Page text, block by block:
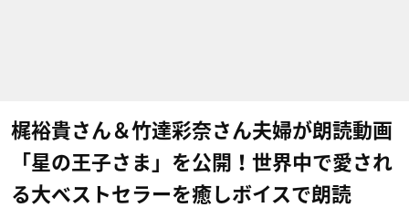
梶裕貴さん＆竹達彩奈さん夫婦が朗読動画
「星の王子さま」を公開！世界中で愛され
る大ベストセラーを癒しボイスで朗読